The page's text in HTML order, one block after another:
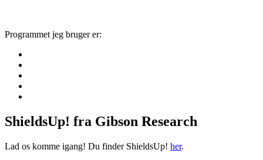
Programmet jeg bruger er:
ShieldsUp! fra Gibson Research
Lad os komme igang! Du finder ShieldsUp! her.